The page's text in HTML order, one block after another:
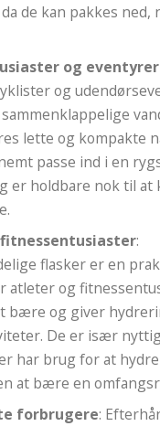
de kan pakkes ned,
og
og
lette og kompakte
passe ind i en
er holdbare nok til at
:
flasker er en
atleter og
bære og giver
De er især
har brug for at
at bære en
forbrugere: